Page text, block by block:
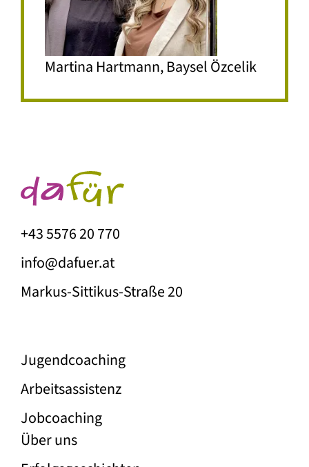
Martina Hartmann, Baysel Özcelik
+43 5576 20 770
info@dafuer.at
Markus-Sittikus-Straße 20
Unser Angebot
Jugend­coaching
Arbeitsassistenz
Jobcoaching
Über die Firma Dafür
Über uns